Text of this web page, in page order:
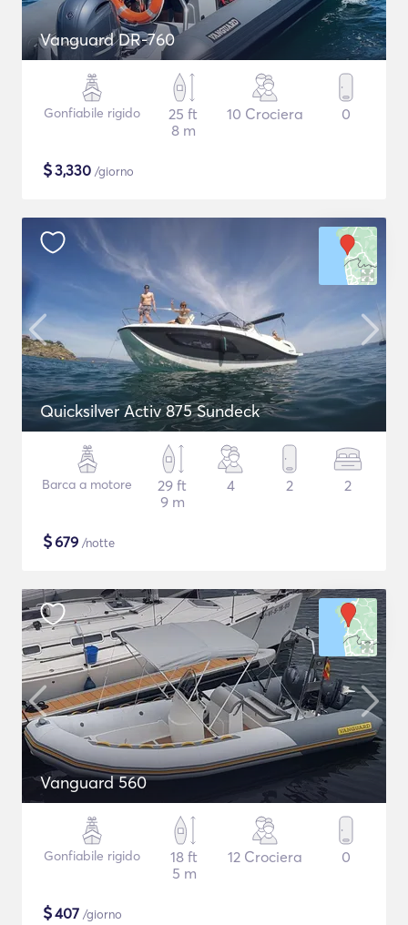
Vanguard DR-760
Gonfiabile rigido
25 ft
8 m
10 Crociera 0
$3,330 /giorno
Quicksilver Activ 875 Sundeck
Barca a motore
29 ft
9 m
4 2 2
$679 /notte
Vanguard 560
Gonfiabile rigido
18 ft
5 m
12 Crociera 0
$407 /giorno